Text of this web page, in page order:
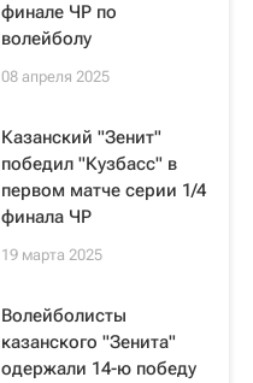
финале ЧР по
волейболу
08 апреля 2025
Казанский "Зенит"
победил "Кузбасс" в
первом матче серии 1/4
финала ЧР
19 марта 2025
Волейболисты
казанского "Зенита"
одержали 14-ю победу